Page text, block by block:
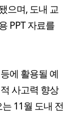
으며, 도내 교
PPT 자료를
에 활용될 예
사고력 향상
11월 도내 전